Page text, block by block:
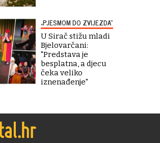
„PJESMOM DO ZVIJEZDA“
U Sirač stižu mladi
Bjelovarčani:
"Predstava je
besplatna, a djecu
čeka veliko
iznenađenje"